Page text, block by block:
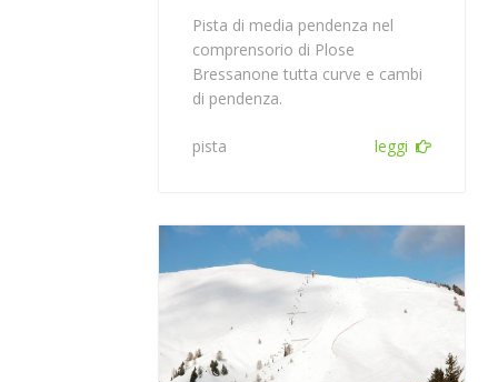
Pista di media pendenza nel
comprensorio di Plose
Bressanone tutta curve e cambi
di pendenza.
pista leggi